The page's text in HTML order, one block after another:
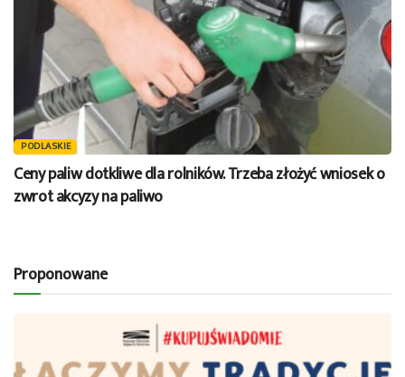
PODLASKIE
Ceny paliw dotkliwe dla rolników. Trzeba złożyć wniosek o
zwrot akcyzy na paliwo
Proponowane